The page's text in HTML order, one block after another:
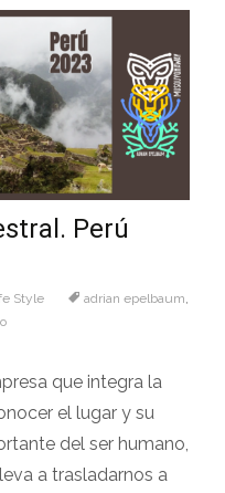
Perú
Style adrian epelbaum
que integra la
el lugar y su
del ser humano,
a trasladarnos a